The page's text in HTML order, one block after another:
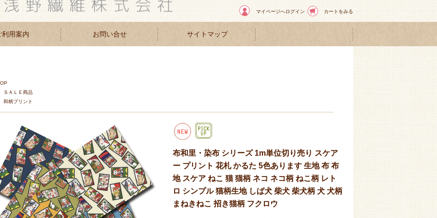
マイページへログイン カートをみる
利用案内 お問い合せ サイトマップ
ＳＡＬＥ商品
和柄プリント
布和里・染布 シリーズ 1m単位切り売り スケア
ー プリント 花札 かるた 5色あります 生地 布 布
地 スケア ねこ 猫 猫柄 ネコ ネコ柄 ねこ柄 レト
ロ シンプル 猫柄生地 しば犬 柴犬 柴犬柄 犬 犬柄
まねきねこ 招き猫柄 フクロウ